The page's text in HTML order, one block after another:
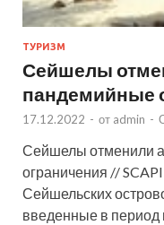
ТУРИЗМ
Сейшелы
пандемийные
17.12.2022 - от admin -
Сейшелы отменили
ограничения //
Сейшельских
введенные в период